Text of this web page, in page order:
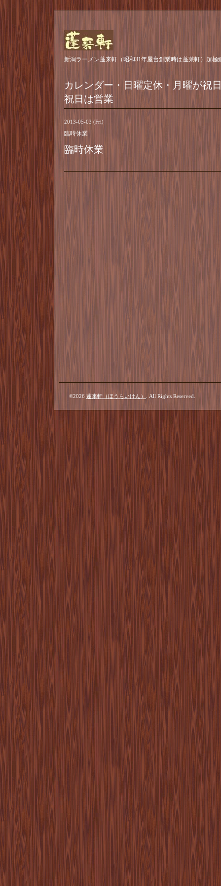
新潟ラーメン蓬来軒（昭和31年屋台創業時は蓬莱軒）超
カレンダー・日曜定休・月曜が祝
祝日は営業
2013-05-03 (Fri)
臨時休業
臨時休業
©2026 蓬来軒（ほうらいけん） . All Rights Reserved.